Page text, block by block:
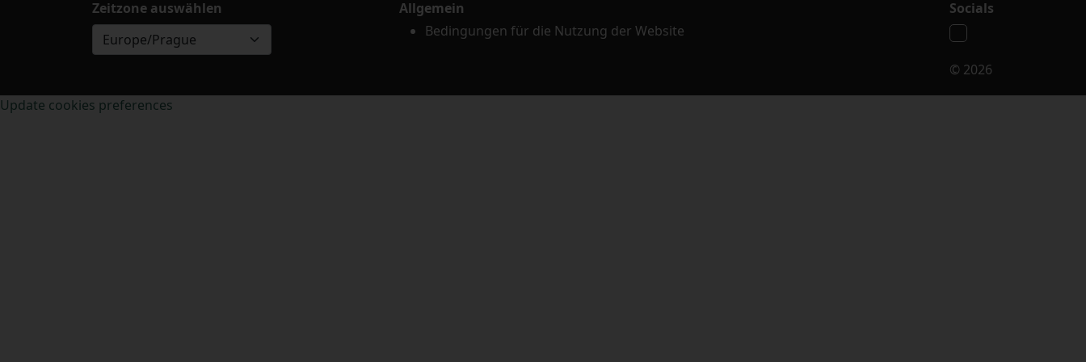
Zeitzone auswählen
Europe/Prague
Allgemein
Bedingungen für die Nutzung der Website
Socials
© 2026
Update cookies preferences